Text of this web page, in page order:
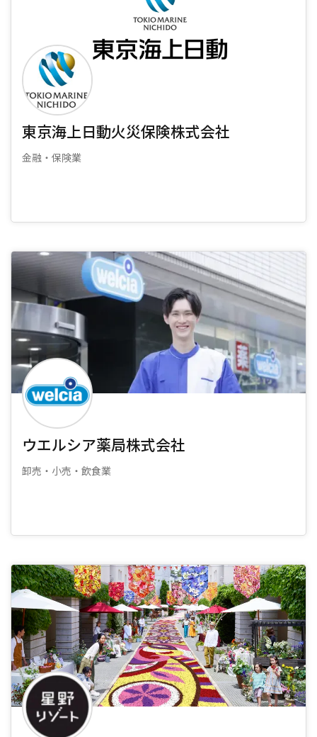
東京海上日動火災保険株式会社
金融・保険業
ウエルシア薬局株式会社
卸売・小売・飲食業